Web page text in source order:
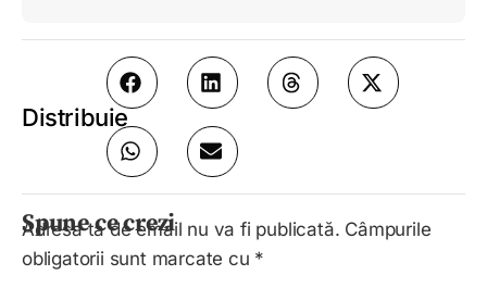
Distribuie
Spune ce crezi
Adresa ta de email nu va fi publicată. Câmpurile
obligatorii sunt marcate cu *